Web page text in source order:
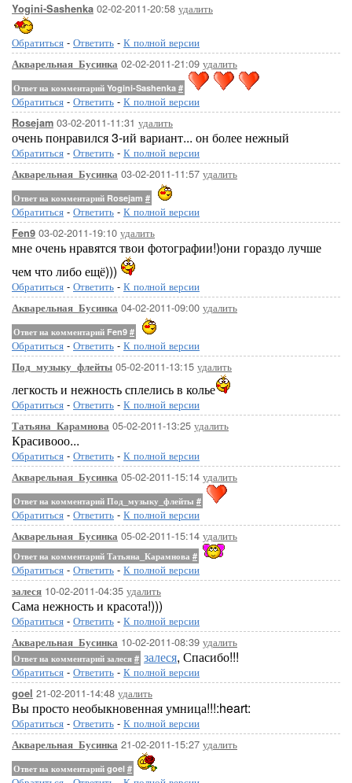
Yogini-Sashenka 02-02-2011-20:58 удалить
Обратиться - Ответить - К полной версии
Акварельная_Бусинка 02-02-2011-21:09 удалить
Ответ на комментарий Yogini-Sashenka #
Обратиться - Ответить - К полной версии
Rosejam 03-02-2011-11:31 удалить
очень понравился 3-ий вариант... он более нежный
Обратиться - Ответить - К полной версии
Акварельная_Бусинка 03-02-2011-11:57 удалить
Ответ на комментарий Rosejam #
Обратиться - Ответить - К полной версии
Fen9 03-02-2011-19:10 удалить
мне очень нравятся твои фотографии!)они гораздо лучше
чем что либо ещё)))
Обратиться - Ответить - К полной версии
Акварельная_Бусинка 04-02-2011-09:00 удалить
Ответ на комментарий Fen9 #
Обратиться - Ответить - К полной версии
Под_музыку_флейты 05-02-2011-13:15 удалить
легкость и нежность сплелись в колье
Обратиться - Ответить - К полной версии
Татьяна_Карамнова 05-02-2011-13:25 удалить
Красивооо...
Обратиться - Ответить - К полной версии
Акварельная_Бусинка 05-02-2011-15:14 удалить
Ответ на комментарий Под_музыку_флейты #
Обратиться - Ответить - К полной версии
Акварельная_Бусинка 05-02-2011-15:14 удалить
Ответ на комментарий Татьяна_Карамнова #
Обратиться - Ответить - К полной версии
залеся 10-02-2011-04:35 удалить
Сама нежность и красота!)))
Обратиться - Ответить - К полной версии
Акварельная_Бусинка 10-02-2011-08:39 удалить
Ответ на комментарий залеся # залеся, Спасибо!!!
Обратиться - Ответить - К полной версии
goel 21-02-2011-14:48 удалить
Вы просто необыкновенная умница!!!:heart:
Обратиться - Ответить - К полной версии
Акварельная_Бусинка 21-02-2011-15:27 удалить
Ответ на комментарий goel #